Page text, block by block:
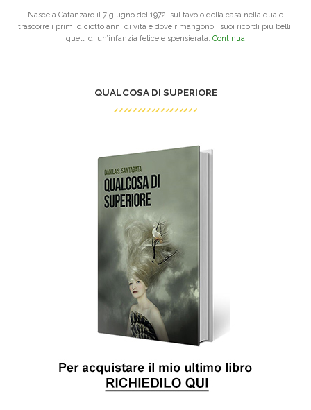
Nasce a Catanzaro il 7 giugno del 1972, sul tavolo della casa nella quale
trascorre i primi diciotto anni di vita e dove rimangono i suoi ricordi più belli:
quelli di un’infanzia felice e spensierata. Continua
QUALCOSA DI SUPERIORE